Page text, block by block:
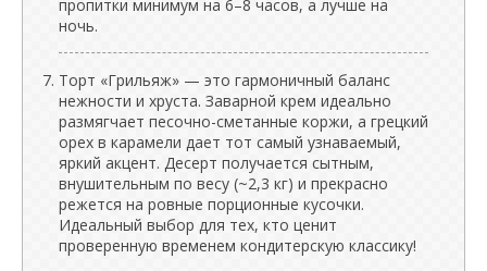
пропитки минимум на 6–8 часов, а лучше на
ночь.
Торт «Грильяж» — это гармоничный баланс
нежности и хруста. Заварной крем идеально
размягчает песочно-сметанные коржи, а грецкий
орех в карамели дает тот самый узнаваемый,
яркий акцент. Десерт получается сытным,
внушительным по весу (~2,3 кг) и прекрасно
режется на ровные порционные кусочки.
Идеальный выбор для тех, кто ценит
проверенную временем кондитерскую классику!